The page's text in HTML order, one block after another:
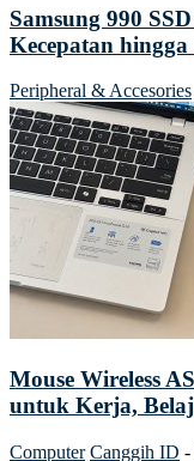
Samsung 990
Kecepatan
Peripheral & Accesories
Mouse Wireless
untuk Kerja,
Computer Canggih ID -